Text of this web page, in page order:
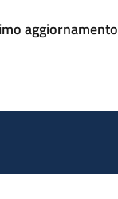
aggiornamento